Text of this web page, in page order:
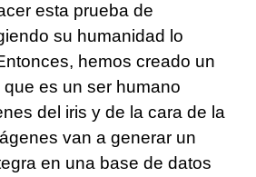
esta prueba de
su humanidad lo
hemos creado un
es un ser humano
del iris y de la cara de la
van a generar un
en una base de datos